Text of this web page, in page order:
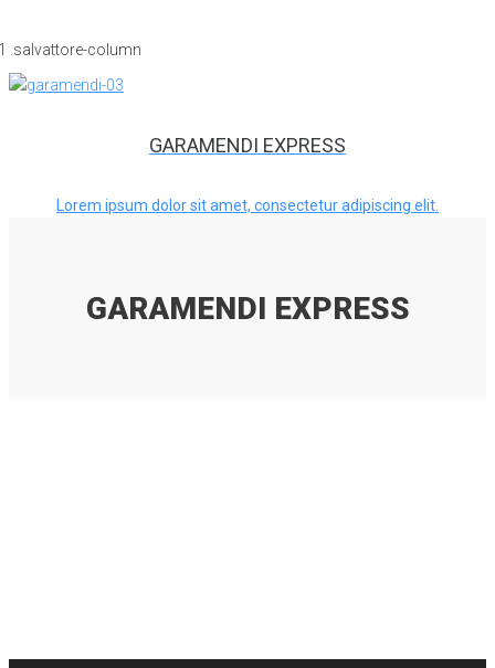
GARAMENDI EXPRESS
Lorem ipsum dolor sit amet, consectetur adipiscing elit.
GARAMENDI EXPRESS